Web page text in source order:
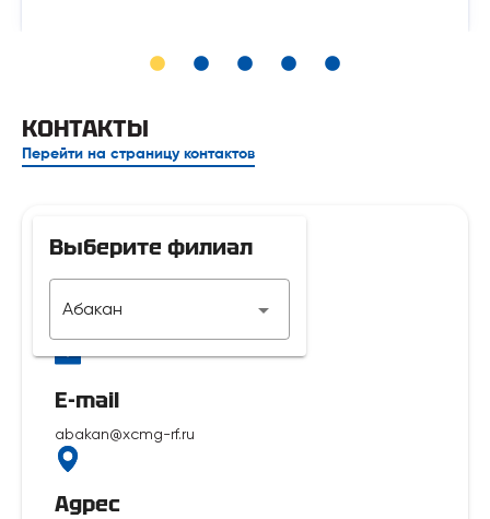
КОНТАКТЫ
Перейти на страницу контактов
Выберите филиал
Абакан
Телефон
E-mail
abakan@xcmg-rf.ru
Адрес